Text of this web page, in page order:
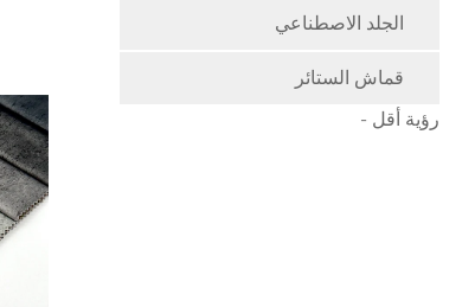
الجلد الاصطناعي
قماش الستائر
رؤية أقل -